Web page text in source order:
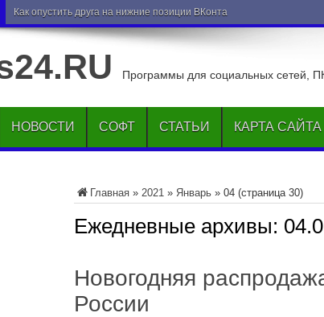
Как опустить друга на нижние позиции ВКонтакте
Программы для социальных сетей,
НОВОСТИ СОФТ СТАТЬИ КАРТА САЙТА
Главная » 2021 » Январь » 04 (страница 30)
Ежедневные архивы:
Новогодняя
России